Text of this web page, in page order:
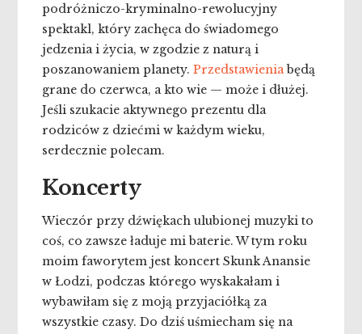
podróżniczo-kryminalno-rewolucyjny
spektakl, który zachęca do świadomego
jedzenia i życia, w zgodzie z naturą i
poszanowaniem planety.Przedstawieniabędą
grane do czerwca, a kto wie — może i dłużej.
Jeśli szukacie aktywnego prezentu dla
rodziców z dziećmi w każdym wieku,
serdecznie polecam.
Koncerty
Wieczór przy dźwiękach ulubionej muzyki to
coś, co zawsze ładuje mi baterie. W tym roku
moim faworytem jest koncert Skunk Anansie
w Łodzi, podczas którego wyskakałam i
wybawiłam się z moją przyjaciółką za
wszystkie czasy. Do dziś uśmiecham się na